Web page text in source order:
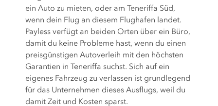
ein Auto zu mieten, oder am Teneriffa Süd,
wenn dein Flug an diesem Flughafen landet.
Payless verfügt an beiden Orten über ein Büro,
damit du keine Probleme hast, wenn du einen
preisgünstigen Autoverleih mit den höchsten
Garantien in Teneriffa suchst. Sich auf ein
eigenes Fahrzeug zu verlassen ist grundlegend
für das Unternehmen dieses Ausflugs, weil du
damit Zeit und Kosten sparst.